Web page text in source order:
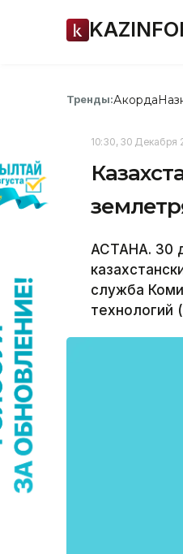
Тренды:Акорда
10:30, 30 Декабря
АСТАНА. 30
служба
технологий